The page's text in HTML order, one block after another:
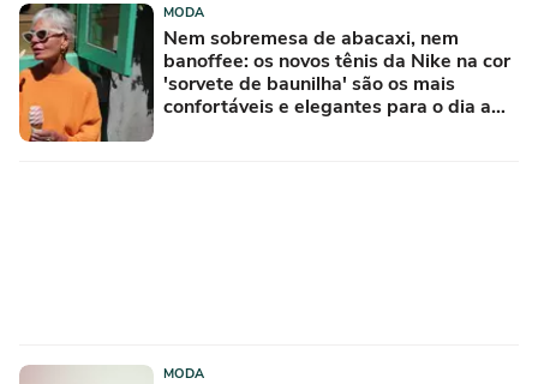
MODA
Nem sobremesa de abacaxi, nem
banoffee: os novos tênis da Nike na cor
'sorvete de baunilha' são os mais
confortáveis e elegantes para o dia a
MODA